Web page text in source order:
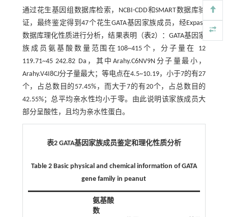
通过花生基因组数据库检索，NCBI-CDD和SMART数据库验
证，最终鉴定得到47个花生GATA基因家族成员，经Expasy
数据库理化性质进行分析，结果表明（表2）：GATA基因家
族成员氨基酸数量范围在108~415个，分子量在 12
119.71~45 242.82 Da，其中Arahy.C6NV9N分子量最小，
Arahy.V4I8CJ分子量最大；等电点在4.5~10.19，小于7的有27
个，占总数目的57.45%，而大于7的有20个，占总数目的
42.55%；总平均亲水性均小于零。由此说明该家族成员大
部分呈酸性，且均为亲水性蛋白。
表2 GATA基因家族成员鉴定和理化性质分析
Table 2 Basic physical and chemical information of GATA
gene family in peanut
氨基酸
数